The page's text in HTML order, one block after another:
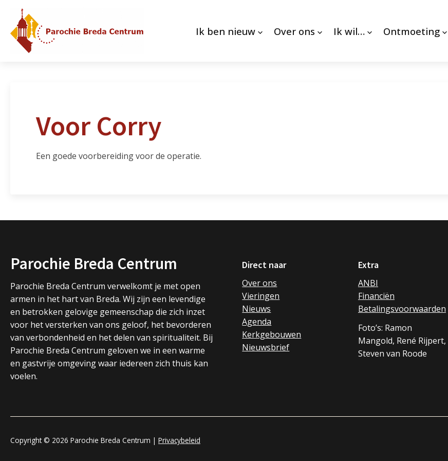
Ik ben nieuw Over ons Ik wil… Ontmoeting
Voor Corry
Een goede voorbereiding voor de operatie.
Parochie Breda Centrum
Parochie Breda Centrum verwelkomt je met open
armen in het hart van Breda. Wij zijn een levendige
en betrokken gelovige gemeenschap die zich inzet
voor het versterken van ons geloof, het bevorderen
van verbondenheid en het delen van spiritualiteit. Bij
Parochie Breda Centrum geloven we in een warme
en gastvrije omgeving waar iedereen zich thuis kan
voelen.
Direct naar
Over ons
Vieringen
Nieuws
Agenda
Kerkgebouwen
Nieuwsbrief
Extra
ANBI
Financiën
Betalingsvoorwaarden
Foto’s: Ramon
Mangold, René Rijpert,
Steven van Roode
Copyright © 2026 Parochie Breda Centrum | Privacybeleid